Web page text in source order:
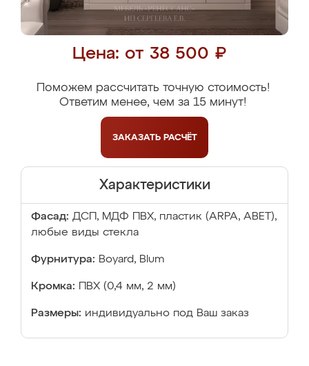
Цена: от 38 500 ₽
Поможем рассчитать точную стоимость!
Ответим менее, чем за 15 минут!
ЗАКАЗАТЬ РАСЧЁТ
Характеристики
Фасад: ДСП, МДФ ПВХ, пластик (ARPA, ABET),
любые виды стекла
Фурнитура: Boyard, Blum
Кромка: ПВХ (0,4 мм, 2 мм)
Размеры: индивидуально под Ваш заказ